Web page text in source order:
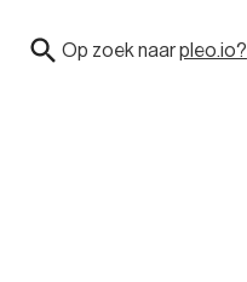
Op zoek naarpleo.io?